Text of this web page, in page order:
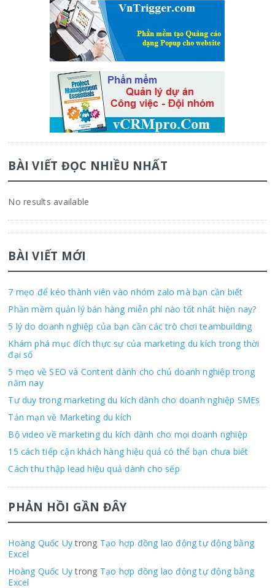
BÀI VIẾT ĐỌC NHIỀU NHẤT
No results available
BÀI VIẾT MỚI
7 mẹo để kéo thành viên vào nhóm zalo mà bạn cần biết
Phần mềm quản lý bán hàng miễn phí nào tốt nhất hiện nay?
5 lý do doanh nghiệp của bạn cần các trò chơi teambuilding
Khám phá mục đích thực sự của marketing du kích trong thời
đại số
5 mẹo về SEO và Content dành cho chủ doanh nghiệp trong
năm nay
Tư duy trong marketing du kích dành cho doanh nghiệp SMEs
Tản mạn về Marketing du kích
Bộ video về marketing du kích dành cho mọi doanh nghiệp
15 cách tiếp cận khách hàng hiệu quả có thể bạn chưa biết
Cách thu thập lead hiệu quả dành cho sếp
PHẢN HỒI GẦN ĐÂY
Hoàng Quốc Uytrong Tạo hợp đồng lao động tự động bằng
Excel
Hoàng Quốc Uytrong Tạo hợp đồng lao động tự động bằng
Excel